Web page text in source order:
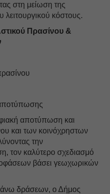
στη μείωση της
λειτουργικού κόστους.
Πρασίνου &
αποτύπωση και
και των κοινόχρηστων
την
τον καλύτερο σχεδιασμό
βάσει γεωχωρικών
δράσεων, ο Δήμος